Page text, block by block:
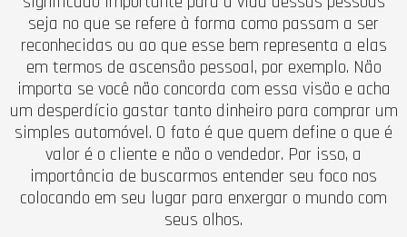
seja no que se refere à forma como passam a ser
reconhecidas ou ao que esse bem representa a elas
em termos de ascensão pessoal, por exemplo. Não
importa se você não concorda com essa visão e acha
um desperdício gastar tanto dinheiro para comprar um
simples automóvel. O fato é que quem define o que é
valor é o cliente e não o vendedor. Por isso, a
importância de buscarmos entender seu foco nos
colocando em seu lugar para enxergar o mundo com
seus olhos.